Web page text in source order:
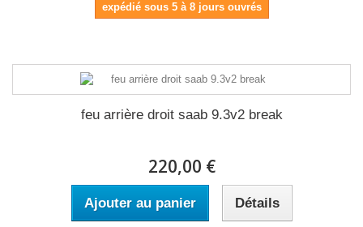
expédié sous 5 à 8 jours ouvrés
feu arrière droit saab 9.3v2 break
220,00 €
Ajouter au panier Détails